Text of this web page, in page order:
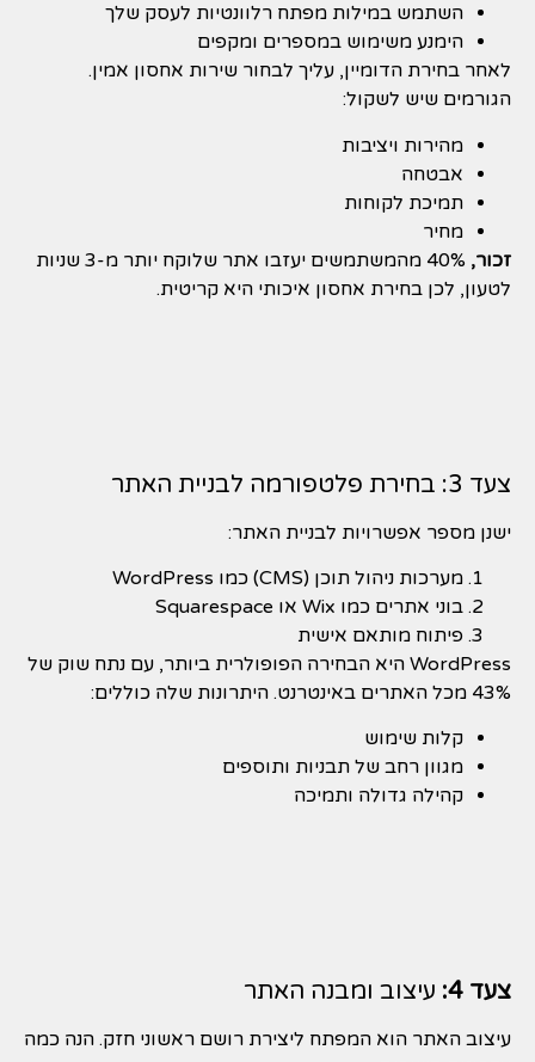
השתמש במילות מפתח רלוונטיות לעסק שלך
הימנע משימוש במספרים ומקפים
לאחר בחירת הדומיין, עליך לבחור שירות אחסון אמין.
הגורמים שיש לשקול:
מהירות ויציבות
אבטחה
תמיכת לקוחות
מחיר
זכור,
40% מהמשתמשים יעזבו אתר שלוקח יותר מ-3 שניות
לטעון, לכן בחירת אחסון איכותי היא קריטית.
צעד 3: בחירת פלטפורמה לבניית האתר
ישנן מספר אפשרויות לבניית האתר:
מערכות ניהול תוכן (CMS) כמו WordPress
בוני אתרים כמו Wix או Squarespace
פיתוח מותאם אישית
WordPress היא הבחירה הפופולרית ביותר, עם נתח שוק של
43% מכל האתרים באינטרנט. היתרונות שלה כוללים:
קלות שימוש
מגוון רחב של תבניות ותוספים
קהילה גדולה ותמיכה
צעד 4: עיצוב ומבנה האתר
עיצוב האתר הוא המפתח ליצירת רושם ראשוני חזק. הנה כמה